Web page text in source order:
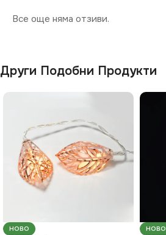
Все още няма отзиви.
Други Подобни Продукти
НОВО НОВО